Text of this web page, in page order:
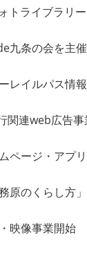
トライブラリ
九条の会を
イルパス情報
連web広告事
ージ・アプ
のくらし方
映像事業開始